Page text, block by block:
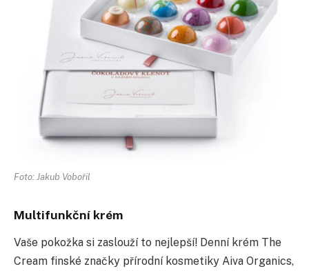
Foto: Jakub Vobořil
Multifunkční krém
Vaše pokožka si zaslouží to nejlepší! Denní krém The
Cream finské značky přírodní kosmetiky Aiva Organics,